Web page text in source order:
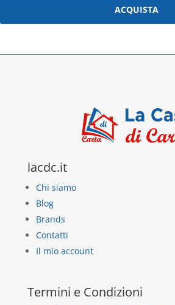
ACQUISTA
lacdc.it
Chi siamo
Blog
Brands
Contatti
Il mio account
Termini e Condizioni